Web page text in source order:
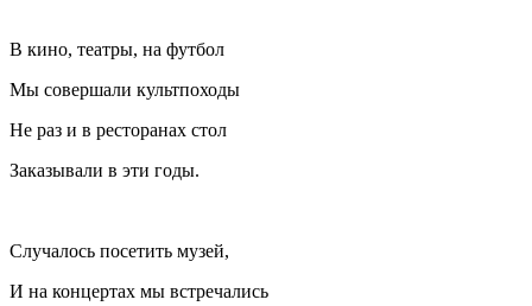
В кино, театры, на футбол
Мы совершали культпоходы
Не раз и в ресторанах стол
Заказывали в эти годы.
Случалось посетить музей,
И на концертах мы встречались